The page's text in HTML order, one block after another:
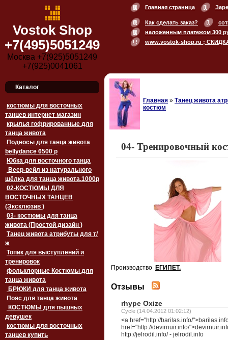
Vostok Shop
+7(495)5051249
Москва +7(925)5051249
+7(925)0041061
Главная страница
Как сделать заказ?
наложенным платежом 300
www.vostok-shop.ru ;
Каталог
костюмы для восточных
танцев интернет магазин
крылья гофрированные для
танца живота
Подносы для танца живота
bellydance 6500 p
Юбка для восточного танца
Веер-вейл из натурального
шёлка для танца живота.1000p
02-КОСТЮМЫ ДЛЯ
ВОСТОЧНЫХ ТАНЦЕВ
(Эксклюзив )
03- костюмы для танца
живота (Простой дизайн )
Танец живота атрибуты для т/
ж
Топик для выступлений и
тренировок
фольклорные Костюмы для
танца живота
БРЮКИ для танца живота
Пояс для танца живота
девушек
костюмы для восточных
танцев купить
Главная » Танец живота
костюм
04- Тренировочный
Производство ЕГИПЕТ.
Отзывы
rhype Oxize
Cycle (14.04.2012 01:02:12)
<a href="http://barilas.info/
href="http://devirnuir.info/
http://jelrodil.info/ - jelrodil.info